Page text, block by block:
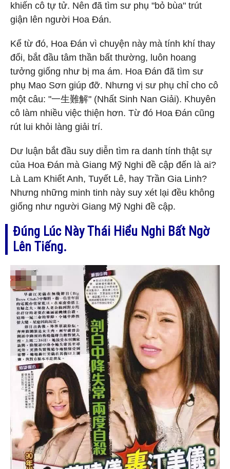
khiến cô tự tử. Nên đã tìm sư phụ "bỏ bùa" trút
giận lên người Hoa Đán.
Kể từ đó, Hoa Đán vì chuyện này mà tính khí thay
đổi, bắt đầu tâm thần bất thường, luôn hoang
tưởng giống như bị ma ám. Hoa Đán đã tìm sư
phụ Mao Sơn giúp đỡ. Nhưng vị sư phụ chỉ cho cô
một câu: "一生難解" (Nhất Sinh Nan Giải). Khuyên
cô làm nhiều việc thiện hơn. Từ đó Hoa Đán cũng
rút lui khỏi làng giải trí.
Dư luận bắt đầu suy diễn tìm ra danh tính thật sự
của Hoa Đán mà Giang Mỹ Nghi đề cập đến là ai?
Là Lam Khiết Anh, Tuyết Lê, hay Trần Gia Linh?
Nhưng những minh tinh này suy xét lại đều không
giống như người Giang Mỹ Nghi đề cập.
Đúng Lúc Này Thái Hiểu Nghi Bất Ngờ
Lên Tiếng.